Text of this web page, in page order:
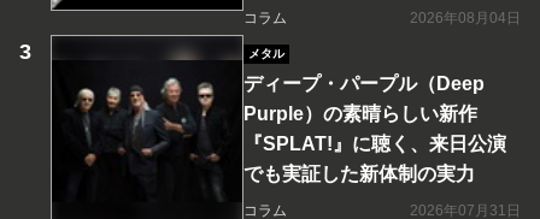
コラム 2026年08月04日
メタル
ディープ・パープル（Deep
Purple）の素晴らしい新作
『SPLAT!』に聴く、来日公演
でも実証した新体制の実力
コラム 2026年07月31日